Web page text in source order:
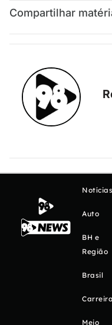
Compartilhar
Notícias
Auto
BH e
Região
Brasil
Carreira
Meio